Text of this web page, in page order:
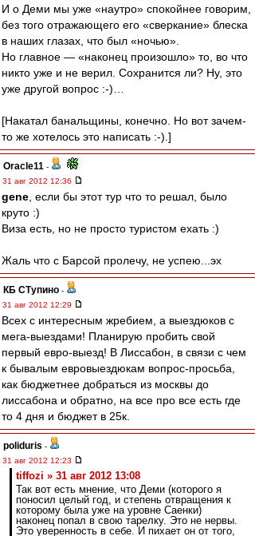
И о Деми мы уже «наутро» спокойнее говорим,
без того отражающего его «сверкание» блеска
в наших глазах, что был «ночью».
Но главное — «наконец произошло» то, во что
никто уже и не верил. Сохранится ли? Ну, это
уже другой вопрос :-)…
[Накатал банальщины, конечно. Но вот зачем-
то же хотелось это написать :-).]
Oracle11 -
31 авг 2012 12:36
gene , если бы этот тур что то решал, было
круто :)
Виза есть, но не просто туристом ехать :)
Жаль что с Барсой пролечу, не успею...эх
КБ СТупино -
31 авг 2012 12:29
Всех с интересным жребием, а выездюков с
мега-выездами! Планирую пробить свой
первый евро-выезд! В Лиссабон, в связи с чем
к бывалым евровыездюкам вопрос-просьба,
как бюджетнее добраться из москвы до
лиссабона и обратно, на все про все есть где
то 4 дня и бюджет в 25к.
poliduris -
31 авг 2012 12:23
tiffozi » 31 авг 2012 13:08
Так вот есть мнение, что Деми (которого я
поносил целый год, и степень отвращения к
которому была уже на уровне Саенки)
наконец попал в свою тарелку. Это не нервы.
Это уверенность в себе. И пихает он от того,